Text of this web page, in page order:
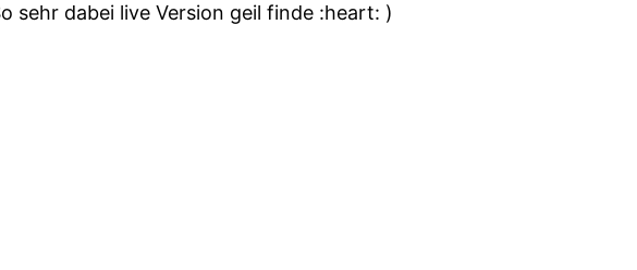
sehr dabei live Version geil finde :heart: )